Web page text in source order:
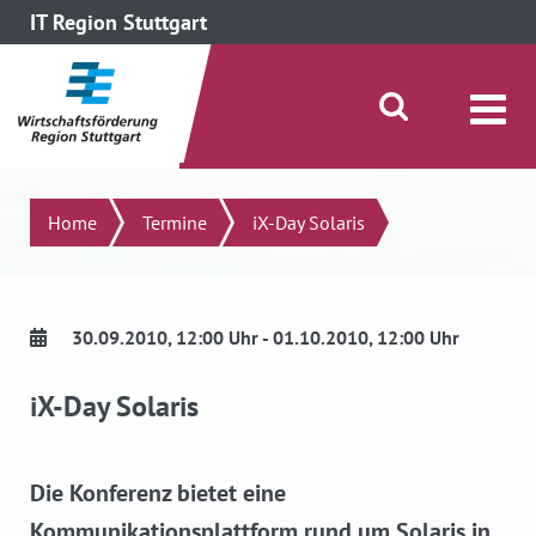
IT Region Stuttgart
direkt zum Inhalt dieser Seite
direkt zum Menü springen
Suche öffnen/schließen
Suchen
Home Termine iX-Day Solaris
30.09.2010, 12:00 Uhr- 01.10.2010, 12:00 Uhr
iX-Day Solaris
Die Konferenz bietet eine